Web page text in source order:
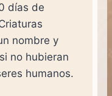
días de
nombre y
no hubieran
humanos.